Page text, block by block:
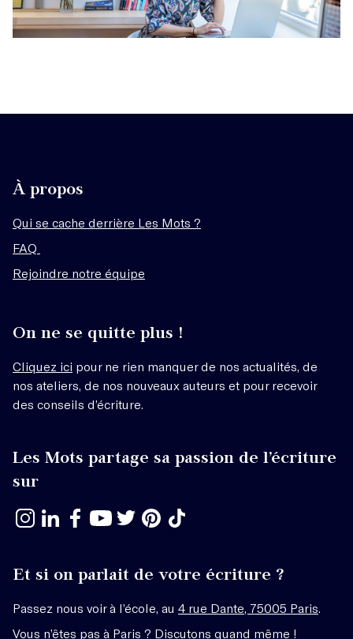
À propos
Qui se cache derrière Les Mots ?
FAQ
Rejoindre notre équipe
On ne se quitte plus !
Cliquez ici pour ne rien manquer de nos actualités, de
nos ateliers, de nos nouveaux auteurs et pour recevoir
des conseils d’écriture.
Les Mots partage sa passion de l’écriture
sur
Et si on parlait de votre écriture ?
Passez nous voir à l’école, au 4 rue Dante, 75005 Paris
Vous n’êtes pas à Paris ? Discutons quand même !